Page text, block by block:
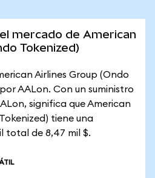
mercado de American
Tokenized)
Airlines Group (Ondo
AALon. Con un suministro
significa que American
tiene una
total de 8,47 mil $.